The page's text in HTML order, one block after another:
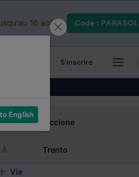
16 août. Code : PARASOL
S'inscrire
De
À
Via
English